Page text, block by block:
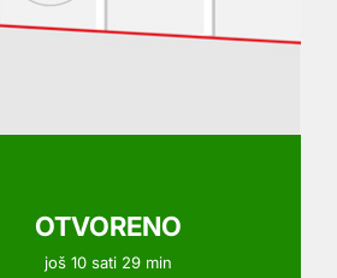
OTVORENO
još 10 sati 29 min